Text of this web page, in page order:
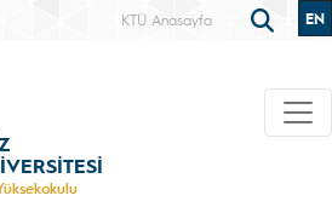
KTÜ Anasayfa EN